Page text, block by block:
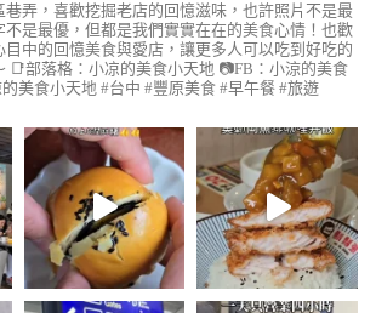
巷弄，喜歡挖掘老店的回憶滋味，也許照片不是最
不是最優，但都是我們實實在在的美食心情！也歡
目中的回憶美食與愛店，讓更多人可以吃到好吃的
📑部落格：小凉的美食小天地 📷FB：小涼的美食
美食小天地 #台中 #豐原美食 #早午餐 #旅遊